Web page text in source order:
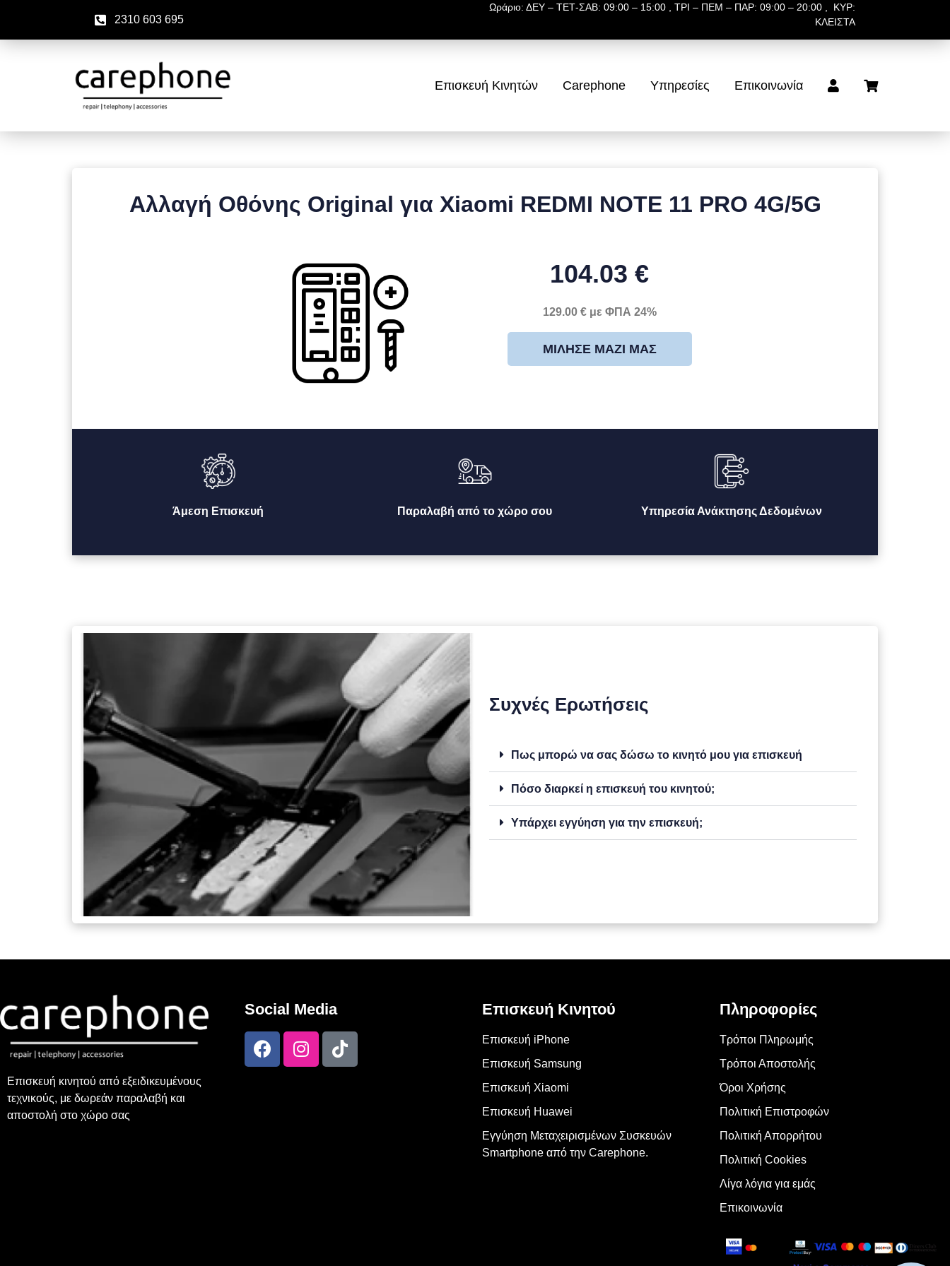
2310 603 695
Ωράριο: ΔΕΥ – ΤΕΤ-ΣΑΒ: 09:00 – 15:00 , ΤΡΙ – ΠΕΜ – ΠΑΡ: 09:00 – 20:00 , ΚΥΡ:
ΚΛΕΙΣΤΑ
Επισκευή Κινητών Carephone Υπηρεσίες Επικοινωνία
Αλλαγή Οθόνης Original για Xiaomi REDMI NOTE 11 PRO 4G/5G
104.03 €
129.00 € με ΦΠΑ 24%
ΜΊΛΗΣΕ ΜΑΖΊ ΜΑΣ
Άμεση Επισκευή Παραλαβή από το χώρο σου Υπηρεσία Ανάκτησης Δεδομένων
Συχνές Ερωτήσεις
Πως μπορώ να σας δώσω το κινητό μου για επισκευή
Πόσο διαρκεί η επισκευή του κινητού;
Υπάρχει εγγύηση για την επισκευή;
Επισκευή κινητού από εξειδικευμένους
τεχνικούς, με δωρεάν παραλαβή και
αποστολή στο χώρο σας
Social Media Επισκευή Κινητού
Επισκευή iPhone
Επισκευή Samsung
Επισκευή Xiaomi
Επισκευή Huawei
Εγγύηση Μεταχειρισμένων Συσκευών
Smartphone από την Carephone.
Πληροφορίες
Τρόποι Πληρωμής
Τρόποι Αποστολής
Όροι Χρήσης
Πολιτική Επιστροφών
Πολιτική Απορρήτου
Πολιτική Cookies
Λίγα λόγια για εμάς
Επικοινωνία